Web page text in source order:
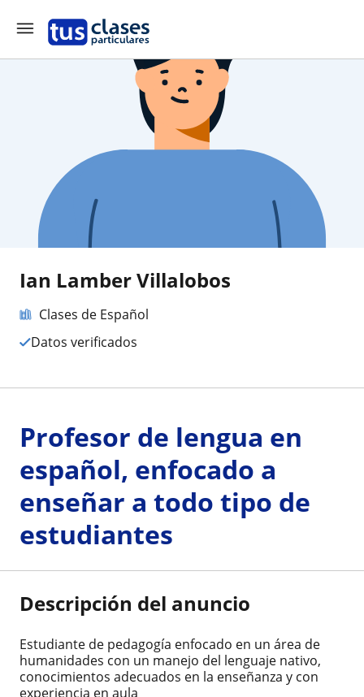
Ian Lamber Villalobos
Clases de Español
Datos verificados
Profesor de lengua en
español, enfocado a
enseñar a todo tipo de
estudiantes
Descripción del anuncio
Estudiante de pedagogía enfocado en un área de
humanidades con un manejo del lenguaje nativo,
conocimientos adecuados en la enseñanza y con
experiencia en aula